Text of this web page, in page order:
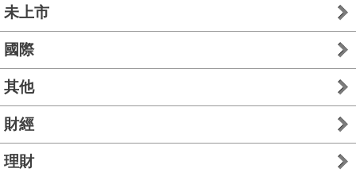
未上市
國際
其他
財經
理財